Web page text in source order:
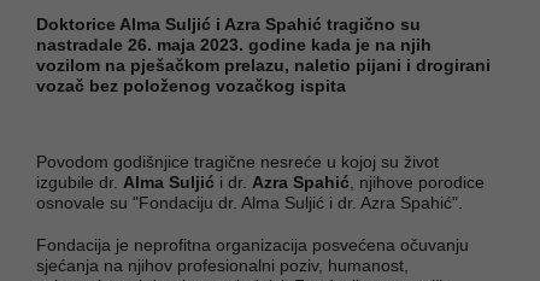
Doktorice Alma Suljić i Azra Spahić tragično su
nastradale 26. maja 2023. godine kada je na njih
vozilom na pješačkom prelazu, naletio pijani i drogirani
vozač bez položenog vozačkog ispita
Povodom godišnjice tragične nesreće u kojoj su život
izgubile dr. Alma Suljić i dr. Azra Spahić , njihove porodice
osnovale su "Fondaciju dr. Alma Suljić i dr. Azra Spahić".
Fondacija je neprofitna organizacija posvećena očuvanju
sjećanja na njihov profesionalni poziv, humanost,